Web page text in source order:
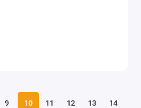
9 10 11 12 13 14